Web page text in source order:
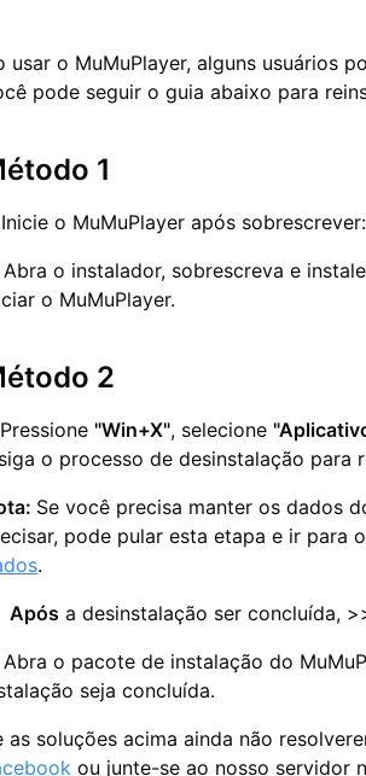
usar o MuMuPlayer, alguns usuários
pode seguir o guia abaixo para
1
o MuMuPlayer após
Abra o instalador, sobrescreva e
o MuMuPlayer.
2
Pressione "Win+X", selecione
o processo de desinstalação para
Se você precisa manter os dados
pode pular esta etapa e ir para
.
Após a desinstalação ser concluída,
Abra o pacote de instalação do
seja concluída.
as soluções acima ainda não
ou junte-se ao nosso servidor